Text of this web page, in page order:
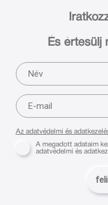
És értesülj
Az adatvédelmi és
A megadott adataim